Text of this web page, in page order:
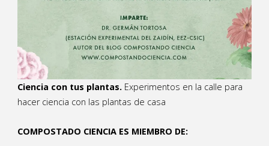
Ciencia con tus plantas. Experimentos en la calle para
hacer ciencia con las plantas de casa
COMPOSTADO CIENCIA ES MIEMBRO DE: